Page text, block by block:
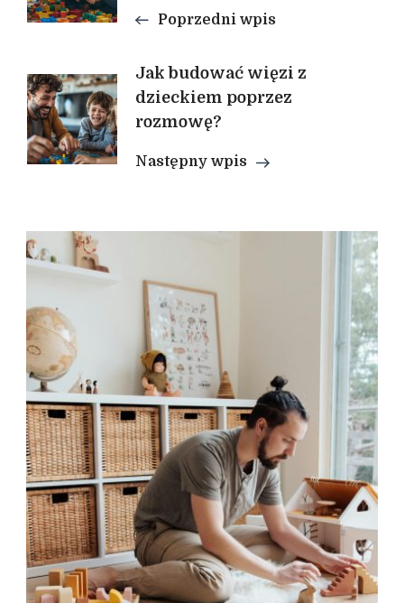
Poprzedni wpis
Jak budować więzi z
dzieckiem poprzez
rozmowę?
Następny wpis